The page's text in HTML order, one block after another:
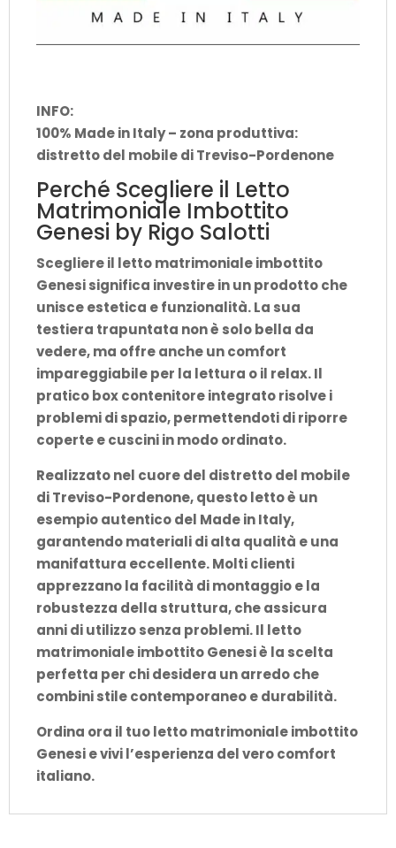
INFO:
100% Made in Italy – zona produttiva:
distretto del mobile di Treviso-Pordenone
Perché Scegliere il Letto
Matrimoniale Imbottito
Genesi by Rigo Salotti
Scegliere il letto matrimoniale imbottito
Genesi significa investire in un prodotto che
unisce estetica e funzionalità. La sua
testiera trapuntata non è solo bella da
vedere, ma offre anche un comfort
impareggiabile per la lettura o il relax. Il
pratico box contenitore integrato risolve i
problemi di spazio, permettendoti di riporre
coperte e cuscini in modo ordinato.
Realizzato nel cuore del distretto del mobile
di Treviso-Pordenone, questo letto è un
esempio autentico del Made in Italy,
garantendo materiali di alta qualità e una
manifattura eccellente. Molti clienti
apprezzano la facilità di montaggio e la
robustezza della struttura, che assicura
anni di utilizzo senza problemi. Il letto
matrimoniale imbottito Genesi è la scelta
perfetta per chi desidera un arredo che
combini stile contemporaneo e durabilità.
Ordina ora il tuoletto matrimoniale imbottito
Genesi e vivi l’esperienza del vero comfort
italiano.